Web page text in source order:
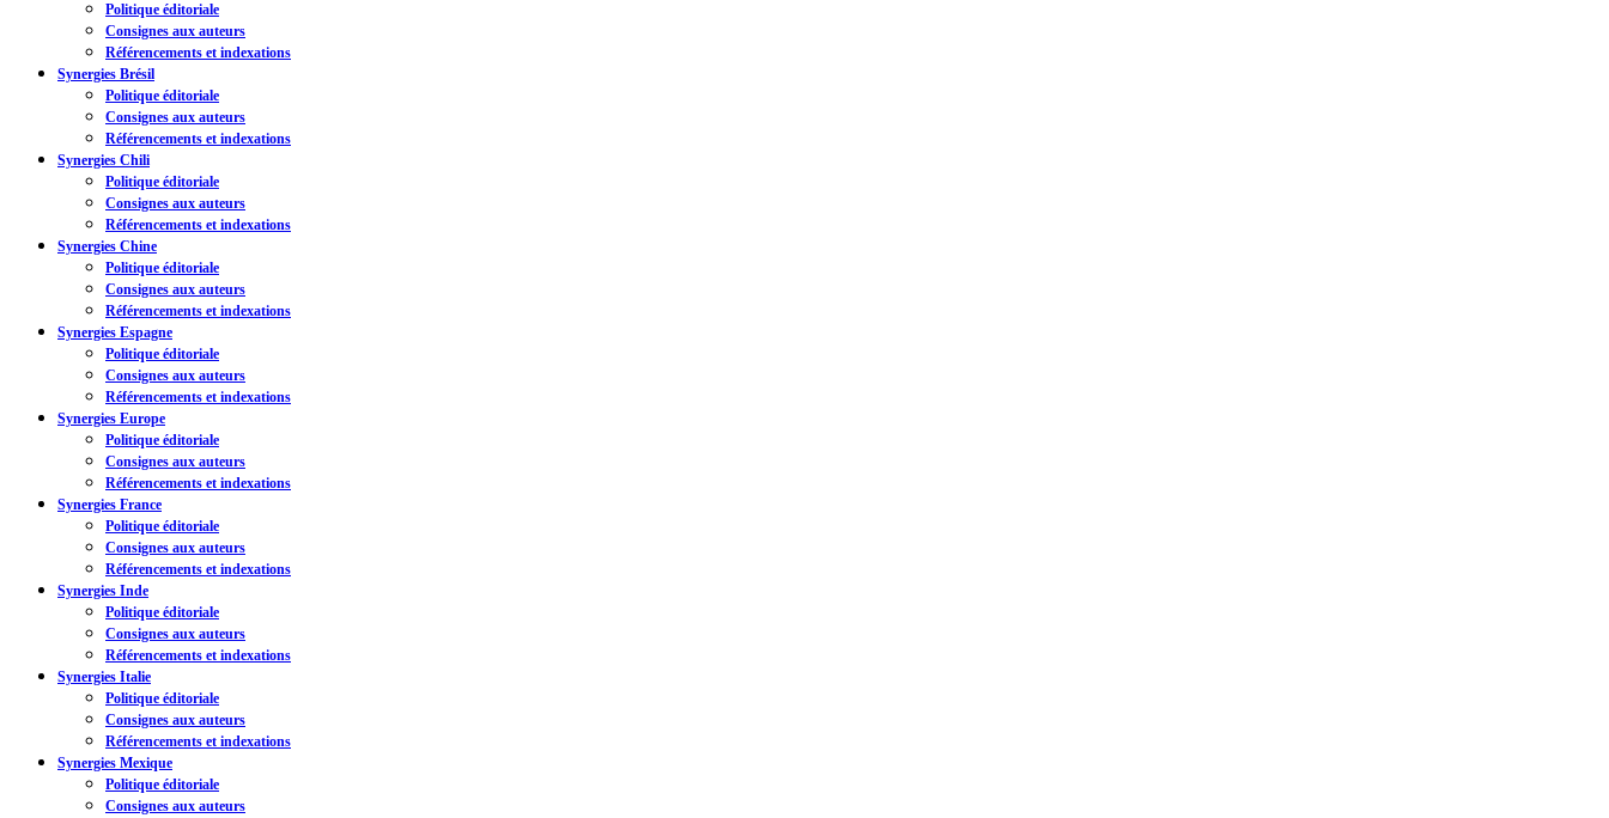
Politique éditoriale
Consignes aux auteurs
Référencements et indexations
Synergies Brésil
Politique éditoriale
Consignes aux auteurs
Référencements et indexations
Synergies Chili
Politique éditoriale
Consignes aux auteurs
Référencements et indexations
Synergies Chine
Politique éditoriale
Consignes aux auteurs
Référencements et indexations
Synergies Espagne
Politique éditoriale
Consignes aux auteurs
Référencements et indexations
Synergies Europe
Politique éditoriale
Consignes aux auteurs
Référencements et indexations
Synergies France
Politique éditoriale
Consignes aux auteurs
Référencements et indexations
Synergies Inde
Politique éditoriale
Consignes aux auteurs
Référencements et indexations
Synergies Italie
Politique éditoriale
Consignes aux auteurs
Référencements et indexations
Synergies Mexique
Politique éditoriale
Consignes aux auteurs